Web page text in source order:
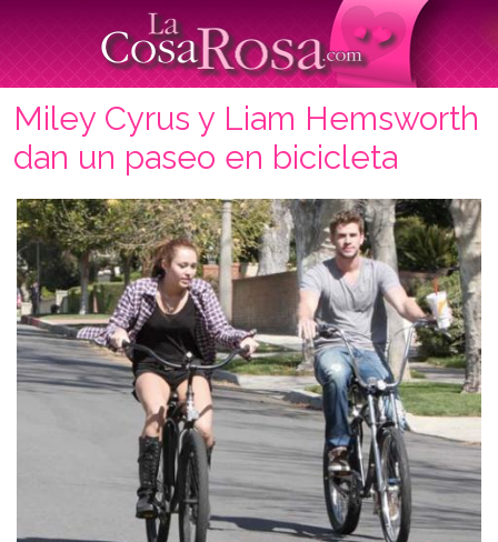
Miley Cyrus y Liam Hemsworth
dan un paseo en bicicleta